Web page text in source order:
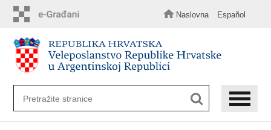
sadržaj
Naslovna Español